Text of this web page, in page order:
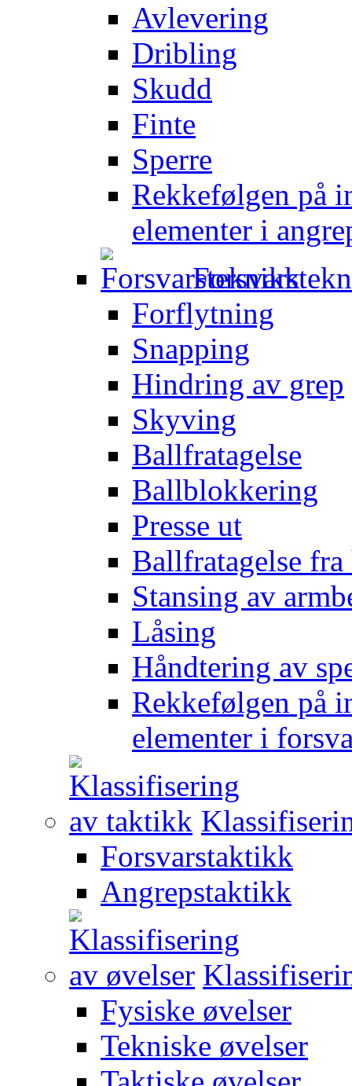
Avlevering
Dribling
Skudd
Finte
Sperre
Rekkefølgen på
elementer i
Forflytning
Snapping
Hindring av grep
Skyving
Ballfratagelse
Ballblokkering
Presse ut
Ballfratagelse fra
Stansing av
Låsing
Håndtering av
Rekkefølgen på
elementer i
Forsvarstaktikk
Angrepstaktikk
Fysiske øvelser
Tekniske øvelser